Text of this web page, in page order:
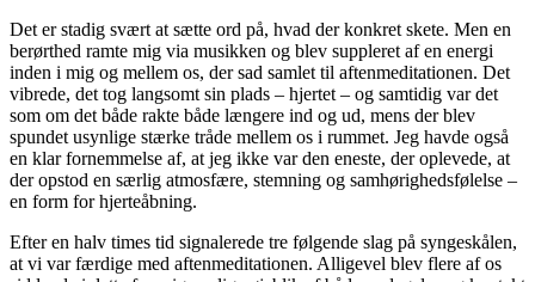
Det er stadig svært at sætte ord på, hvad der konkret skete. Men en
berørthed ramte mig via musikken og blev suppleret af en energi
inden i mig og mellem os, der sad samlet til aftenmeditationen. Det
vibrede, det tog langsomt sin plads – hjertet – og samtidig var det
som om det både rakte både længere ind og ud, mens der blev
spundet usynlige stærke tråde mellem os i rummet. Jeg havde også
en klar fornemmelse af, at jeg ikke var den eneste, der oplevede, at
der opstod en særlig atmosfære, stemning og samhørighedsfølelse –
en form for hjerteåbning.
Efter en halv times tid signalerede tre følgende slag på syngeskålen,
at vi var færdige med aftenmeditationen. Alligevel blev flere af os